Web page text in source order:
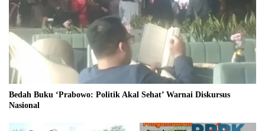
Bedah Buku ‘Prabowo: Politik Akal Sehat’ Warnai Diskursus
Nasional